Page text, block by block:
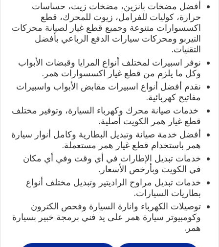
أفضل مضخات بانزين، مضخات زيت، حساسات
حرارة، كوليات للفرامل، زيوت للمحرك، قطع
اكسسوارات متنوعة وجميع قطع غيار لصيانة محركات
التيربو ومحركات سيارات الدفع الرباعي بأفضل
التقنيات.
نوفر اسبيرات لمختلف أنواع المرايا وقبضات الأبواب
وكل ما يلزم من قطع غيار اكسسوارات همر.
نقدم أفضل أنواع اسبيرات مقابض الأبواب واسبيرات
مفاتيح كهربائية.
خدمات صيانة محرك وكهرباء السيارة، وتوفير مختلف
قطع غيار همر الكويت أصلية.
أفضل خدمة صيانة وتبديل البطارية وكامل أنوار سيارة
همر باستخدام قطع غيار همر مستعملة.
خدمات تبديل الإطارات في أي وقت وفي أي مكان
في الكويت وبأرخص الأسعار.
خدمات تبديل مراوح الراديتير وتبديل مختلف أنواع
بطاريات السيارات.
توصيلات الكهرباء وانارة السيارة وفحص الكترون
وكومبيوتر سيارة همر على يد فني برمجة خبير بسيارة
همر.